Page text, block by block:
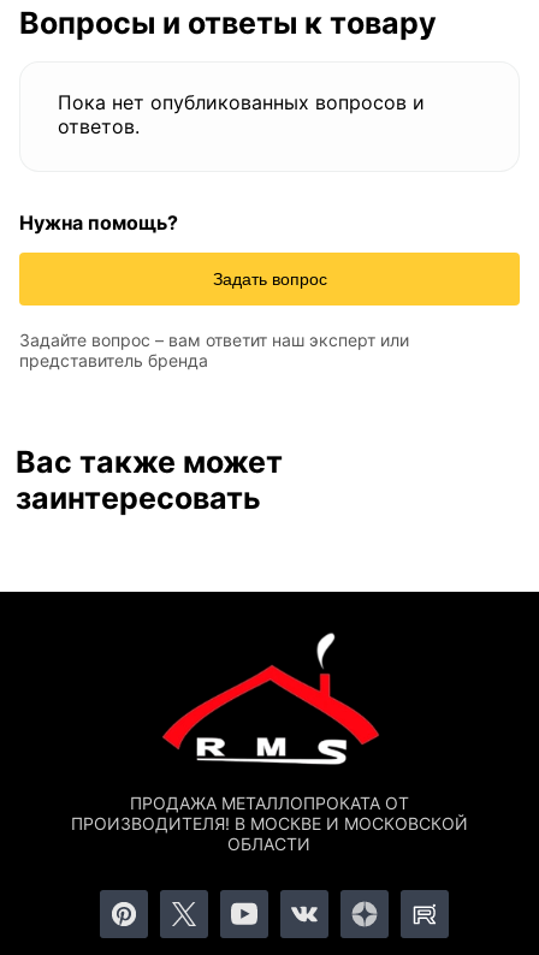
Вопросы и ответы к товару
Пока нет опубликованных вопросов и
ответов.
Нужна помощь?
Задать вопрос
Задайте вопрос – вам ответит наш эксперт или
представитель бренда
Вас также может
заинтересовать
ПРОДАЖА МЕТАЛЛОПРОКАТА ОТ
ПРОИЗВОДИТЕЛЯ! В МОСКВЕ И МОСКОВСКОЙ
ОБЛАСТИ